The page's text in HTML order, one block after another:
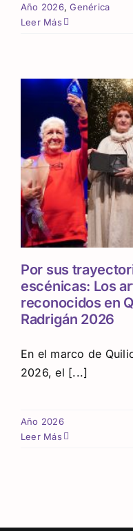
Año 2026,Genérica
Leer Más
Por sus
escénicas: Los
reconocidos en
Radrigán 2026
En el marco de
2026, el [...]
Año 2026
Leer Más